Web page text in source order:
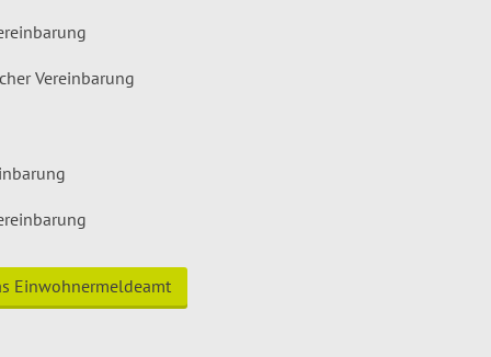
Vereinbarung
Einwohnermeldeamt